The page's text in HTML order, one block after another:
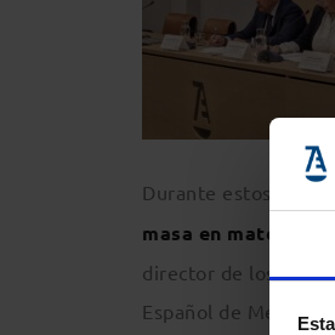
Durante estos dos
masa en materia
director de los
Español de